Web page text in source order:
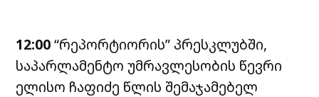
12:00“რეპორტიორის” პრესკლუბში,
საპარლამენტო უმრავლესობის წევრი
ელისო ჩაფიძე წლის შემაჯამებელ